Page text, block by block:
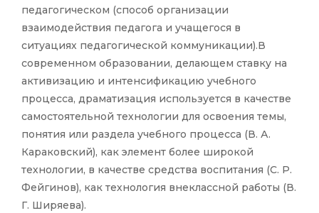
педагогическом (способ организации
взаимодействия педагога и учащегося в
ситуациях педагогической коммуникации).В
современном образовании, делающем ставку на
активизацию и интенсификацию учебного
процесса, драматизация используется в качестве
самостоятельной технологии для освоения темы,
понятия или раздела учебного процесса (В. А.
Караковский), как элемент более широкой
технологии, в качестве средства воспитания (С. Р.
Фейгинов), как технология внеклассной работы (В.
Г. Ширяева).